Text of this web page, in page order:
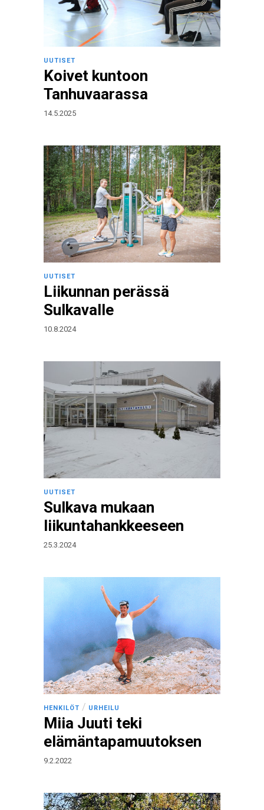
UUTISET
Koivet kuntoon
Tanhuvaarassa
14.5.2025
UUTISET
Liikunnan perässä
Sulkavalle
10.8.2024
UUTISET
Sulkava mukaan
liikuntahankkeeseen
25.3.2024
HENKILÖT / URHEILU
Miia Juuti teki
elämäntapamuutoksen
9.2.2022